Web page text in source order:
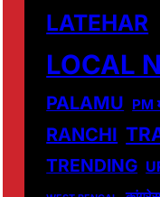
LATEHAR
LOCAL
PALAMU PM
RANCHI
TRENDING